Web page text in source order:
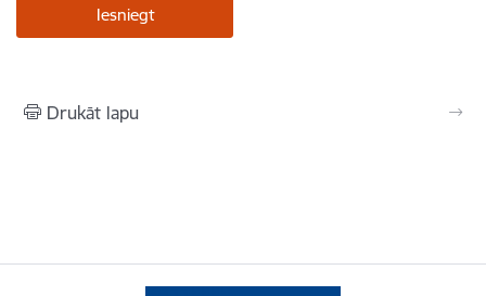
Drukāt lapu